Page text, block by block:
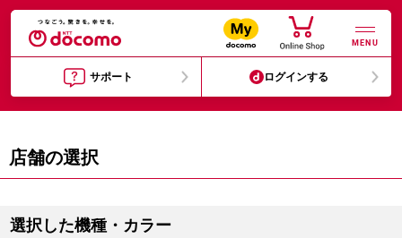
MENU
サポート ログインする
店舗の選択
選択した機種・カラー